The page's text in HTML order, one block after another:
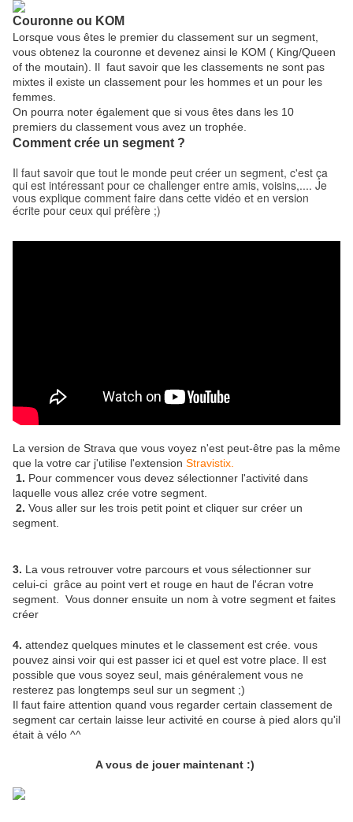
Couronne ou KOM
Lorsque vous êtes le premier du classement sur un segment,
vous obtenez la couronne et devenez ainsi le KOM ( King/Queen
of the moutain). Il faut savoir que les classements ne sont pas
mixtes il existe un classement pour les hommes et un pour les
femmes.
On pourra noter également que si vous êtes dans les 10
premiers du classement vous avez un trophée.
Comment crée un segment ?
Il faut savoir que tout le monde peut créer un segment, c'est ça
qui est intéressant pour ce challenger entre amis, voisins,.... Je
vous explique comment faire dans cette vidéo et en version
écrite pour ceux qui préfère ;)
La version de Strava que vous voyez n'est peut-être pas la même
que la votre car j'utilise l'extension Stravistix.
1. Pour commencer vous devez sélectionner l'activité dans
laquelle vous allez crée votre segment.
2. Vous aller sur les trois petit point et cliquer sur créer un
segment.
3. La vous retrouver votre parcours et vous sélectionner sur
celui-ci grâce au point vert et rouge en haut de l'écran votre
segment. Vous donner ensuite un nom à votre segment et faites
créer
4. attendez quelques minutes et le classement est crée. vous
pouvez ainsi voir qui est passer ici et quel est votre place. Il est
possible que vous soyez seul, mais généralement vous ne
resterez pas longtemps seul sur un segment ;)
Il faut faire attention quand vous regarder certain classement de
segment car certain laisse leur activité en course à pied alors qu'il
était à vélo ^^
A vous de jouer maintenant :)